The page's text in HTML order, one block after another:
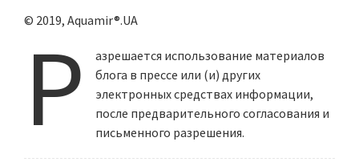
© 2019, Aquamir®.UA
Р
азрешается использование материалов
блога в прессе или (и) других
электронных средствах информации,
после предварительного согласования и
письменного разрешения.